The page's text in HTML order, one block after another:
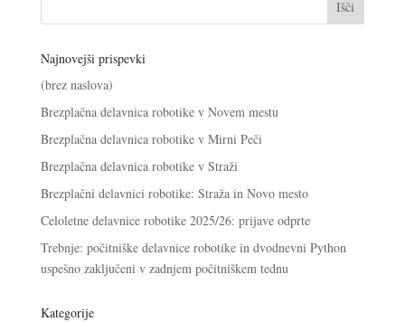
Najnovejši prispevki
(brez naslova)
Brezplačna delavnica robotike v Novem mestu
Brezplačna delavnica robotike v Mirni Peči
Brezplačna delavnica robotike v Straži
Brezplačni delavnici robotike: Straža in Novo mesto
Celoletne delavnice robotike 2025/26: prijave odprte
Trebnje: počitniške delavnice robotike in dvodnevni Python
uspešno zaključeni v zadnjem počitniškem tednu
Kategorije